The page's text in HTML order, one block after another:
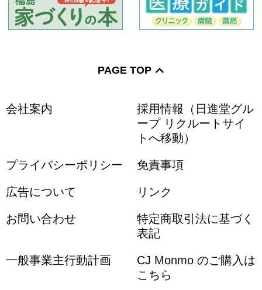
PAGE TOP
会社案内
採用情報（日進堂グル
ープ リクルートサイ
トへ移動）
プライバシーポリシー 免責事項
広告について リンク
お問い合わせ
特定商取引法に基づく
表記
一般事業主行動計画
CJ Monmo のご購入は
こちら